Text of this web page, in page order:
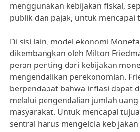
menggunakan kebijakan fiskal,
publik dan pajak, untuk mencapai
Di sisi lain, model ekonomi
dikembangkan oleh Milton
peran penting dari kebijakan
mengendalikan perekonomian.
berpendapat bahwa inflasi dapat
melalui pengendalian jumlah
masyarakat. Untuk mencapai
sentral harus mengelola